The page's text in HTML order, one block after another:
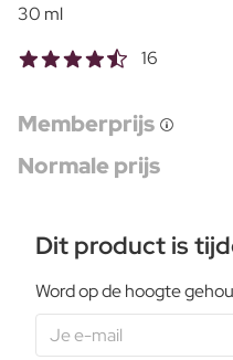
30 ml
16
Memberprijs
Normale prijs
Dit product is
Word op de hoogte